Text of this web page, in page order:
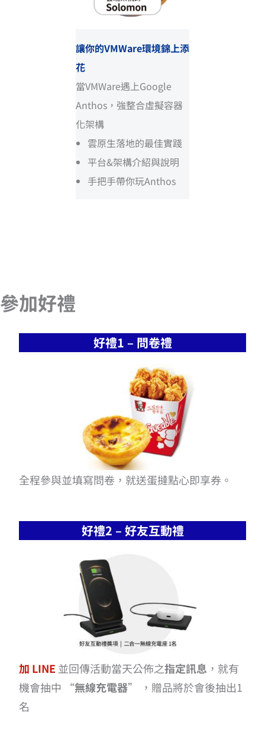
讓你的VMWare環境錦上添
花
當VMWare遇上Google
Anthos，強整合虛擬容器
化架構
雲原生落地的最佳實踐
平台&架構介紹與說明
手把手帶你玩Anthos
參加好禮
好禮1 – 問卷禮
全程參與並填寫問卷，就送蛋撻點心即享券。
好禮2 – 好友互動禮
加 LINE 並回傳活動當天公佈之指定訊息 ，就有
機會抽中 “無線充電器” ，贈品將於會後抽出1
名